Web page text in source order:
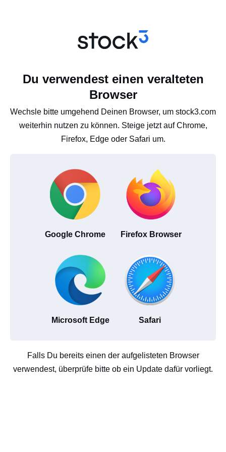
Du verwendest einen veralteten
Browser
Wechsle bitte umgehend Deinen Browser, um stock3.com
weiterhin nutzen zu können. Steige jetzt auf Chrome,
Firefox, Edge oder Safari um.
Google Chrome Firefox Browser
Microsoft Edge Safari
Falls Du bereits einen der aufgelisteten Browser
verwendest, überprüfe bitte ob ein Update dafür vorliegt.